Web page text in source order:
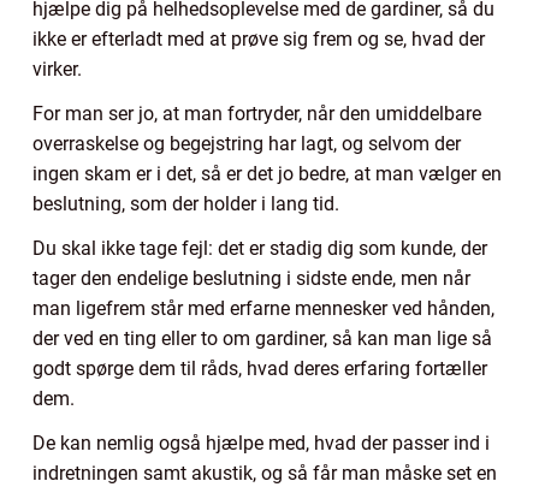
hjælpe dig på helhedsoplevelse med de gardiner, så du
ikke er efterladt med at prøve sig frem og se, hvad der
virker.
For man ser jo, at man fortryder, når den umiddelbare
overraskelse og begejstring har lagt, og selvom der
ingen skam er i det, så er det jo bedre, at man vælger en
beslutning, som der holder i lang tid.
Du skal ikke tage fejl: det er stadig dig som kunde, der
tager den endelige beslutning i sidste ende, men når
man ligefrem står med erfarne mennesker ved hånden,
der ved en ting eller to om gardiner, så kan man lige så
godt spørge dem til råds, hvad deres erfaring fortæller
dem.
De kan nemlig også hjælpe med, hvad der passer ind i
indretningen samt akustik, og så får man måske set en